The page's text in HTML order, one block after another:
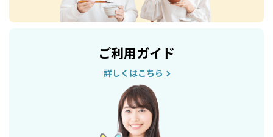
ご利用ガイド
詳しくはこちら